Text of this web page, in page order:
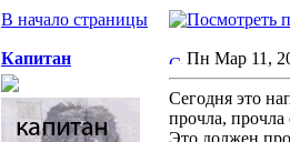
В начало страницы
Капитан Пн Мар 11,
Сегодня это
прочла, прочла
Это должен